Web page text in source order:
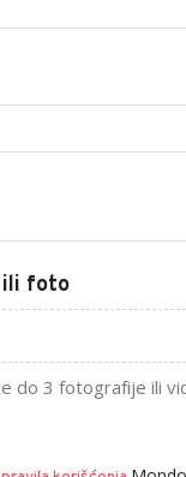
ili foto
do 3 fotografije ili